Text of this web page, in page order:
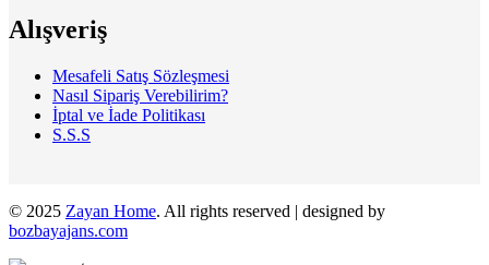
Alışveriş
Mesafeli Satış Sözleşmesi
Nasıl Sipariş Verebilirim?
İptal ve İade Politikası
S.S.S
© 2025 Zayan Home. All rights reserved | designed by
bozbayajans.com